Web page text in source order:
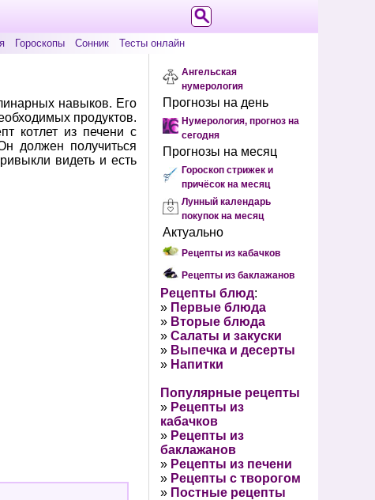
Гороскопы Сонник Тесты онлайн
навыков. Его
продуктов.
котлет из печени с
должен получиться
видеть и есть
Ангельская
нумерология
Прогнозы на день
Нумерология, прогноз на
сегодня
Прогнозы на месяц
Гороскоп стрижек и
причёсок на месяц
Лунный календарь
покупок на месяц
Актуально
Рецепты из кабачков
Рецепты из баклажанов
Рецепты блюд:
» Первые блюда
» Вторые блюда
» Салаты и закуски
» Выпечка и десерты
» Напитки
Популярные рецепты
» Рецепты из
кабачков
» Рецепты из
баклажанов
» Рецепты из печени
» Рецепты с творогом
» Постные рецепты